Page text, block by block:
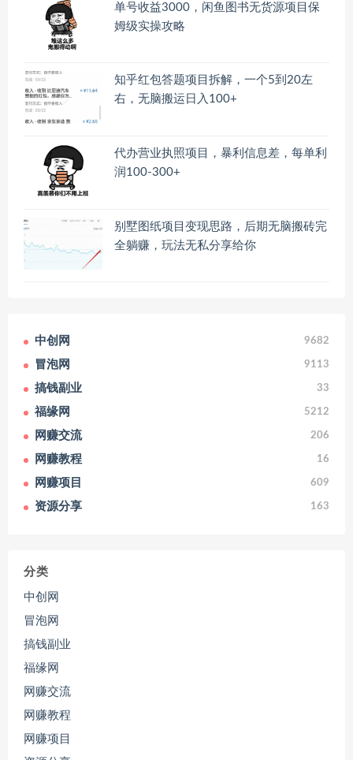
单号收益3000，闲鱼图书无货源项目保
姆级实操攻略
知乎红包答题项目拆解，一个5到20左
右，无脑搬运日入100+
代办营业执照项目，暴利信息差，每单利
润100-300+
别墅图纸项目变现思路，后期无脑搬砖完
全躺赚，玩法无私分享给你
中创网 9682
冒泡网 9113
搞钱副业 33
福缘网 5212
网赚交流 206
网赚教程 16
网赚项目 609
资源分享 163
分类
中创网
冒泡网
搞钱副业
福缘网
网赚交流
网赚教程
网赚项目